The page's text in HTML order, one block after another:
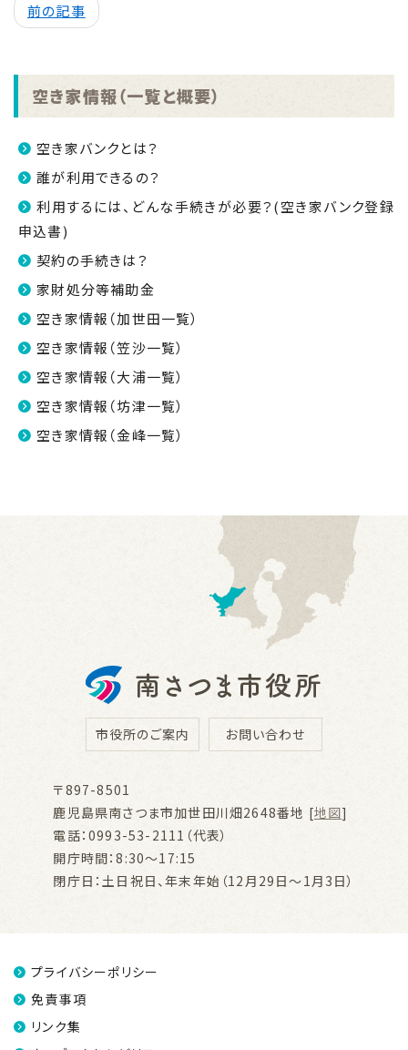
前の記事
空き家情報（一覧と概要）
空き家バンクとは？
誰が利用できるの？
利用するには、どんな手続きが必要？(空き家バンク登録
申込書)
契約の手続きは？
家財処分等補助金
空き家情報（加世田一覧）
空き家情報（笠沙一覧）
空き家情報（大浦一覧）
空き家情報（坊津一覧）
空き家情報（金峰一覧）
市役所のご案内 お問い合わせ
〒897-8501
鹿児島県南さつま市加世田川畑2648番地 [地図]
電話：0993-53-2111（代表）
開庁時間：8:30～17:15
閉庁日：土日祝日、年末年始（12月29日～1月3日）
プライバシーポリシー
免責事項
リンク集